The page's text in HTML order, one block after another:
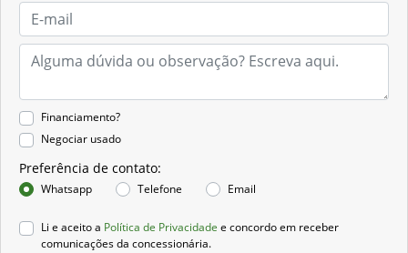
Financiamento?
Negociar usado
Preferência de contato:
Whatsapp Telefone Email
Li e aceito a Política de Privacidade e concordo em receber
comunicações da concessionária.